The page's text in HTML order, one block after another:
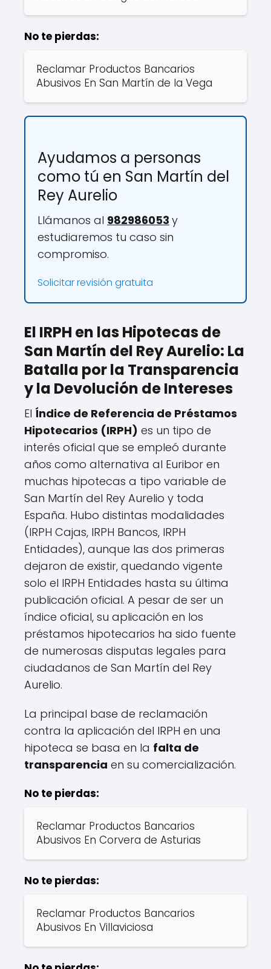
No te pierdas:
Reclamar Productos Bancarios
Abusivos En San Martín de la Vega
Ayudamos a personas
como tú en San Martín del
Rey Aurelio
Llámanos al 982986053 y
estudiaremos tu caso sin
compromiso.
Solicitar revisión gratuita
El IRPH en las Hipotecas de
San Martín del Rey Aurelio: La
Batalla por la Transparencia
y la Devolución de Intereses
El Índice de Referencia de Préstamos
Hipotecarios (IRPH) es un tipo de
interés oficial que se empleó durante
años como alternativa al Euribor en
muchas hipotecas a tipo variable de
San Martín del Rey Aurelio y toda
España. Hubo distintas modalidades
(IRPH Cajas, IRPH Bancos, IRPH
Entidades), aunque las dos primeras
dejaron de existir, quedando vigente
solo el IRPH Entidades hasta su última
publicación oficial. A pesar de ser un
índice oficial, su aplicación en los
préstamos hipotecarios ha sido fuente
de numerosas disputas legales para
ciudadanos de San Martín del Rey
Aurelio.
La principal base de reclamación
contra la aplicación del IRPH en una
hipoteca se basa en la falta de
transparencia en su comercialización.
No te pierdas:
Reclamar Productos Bancarios
Abusivos En Corvera de Asturias
No te pierdas:
Reclamar Productos Bancarios
Abusivos En Villaviciosa